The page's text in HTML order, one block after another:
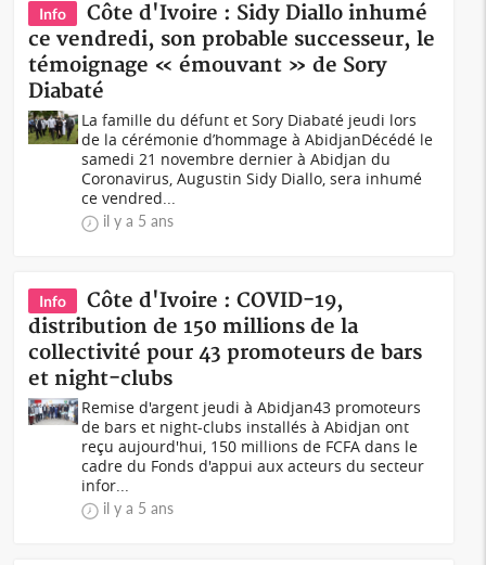
Info
Côte d'Ivoire : Sidy Diallo inhumé
ce vendredi, son probable successeur, le
témoignage « émouvant » de Sory
Diabaté
La famille du défunt et Sory Diabaté jeudi lors
de la cérémonie d’hommage à AbidjanDécédé le
samedi 21 novembre dernier à Abidjan du
Coronavirus, Augustin Sidy Diallo, sera inhumé
ce vendred...
il y a 5 ans
Info
Côte d'Ivoire : COVID-19,
distribution de 150 millions de la
collectivité pour 43 promoteurs de bars
et night-clubs
Remise d'argent jeudi à Abidjan43 promoteurs
de bars et night-clubs installés à Abidjan ont
reçu aujourd'hui, 150 millions de FCFA dans le
cadre du Fonds d'appui aux acteurs du secteur
infor...
il y a 5 ans